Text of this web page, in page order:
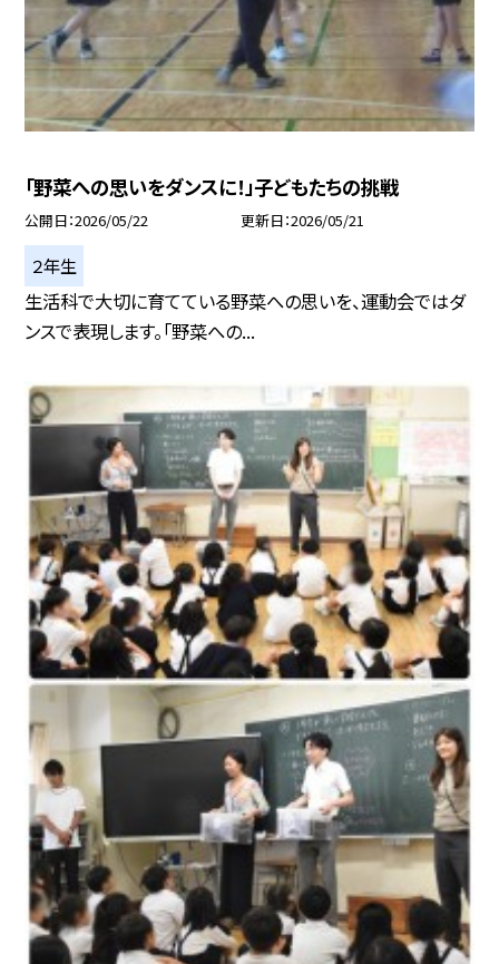
「野菜への思いをダンスに！」子どもたちの挑戦
公開日 2026/05/22 更新日 2026/05/21
２年生
生活科で大切に育てている野菜への思いを、運動会ではダ
ンスで表現します。「野菜への...